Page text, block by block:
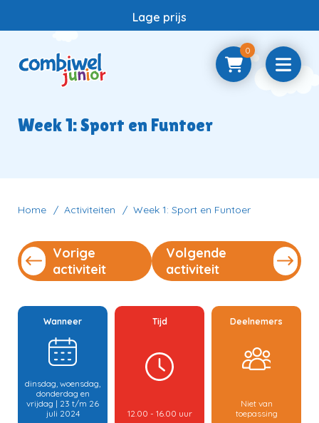
Lage prijs
0
Contact
Week 1: Sport en Funtoer
Home Activiteiten Week 1: Sport en Funtoer
Vorige
activiteit
Volgende
activiteit
Wanneer
dinsdag, woensdag,
donderdag en
vrijdag | 23 t/m 26
juli 2024
Tijd
12.00 - 16.00 uur
Deelnemers
Niet van
toepassing